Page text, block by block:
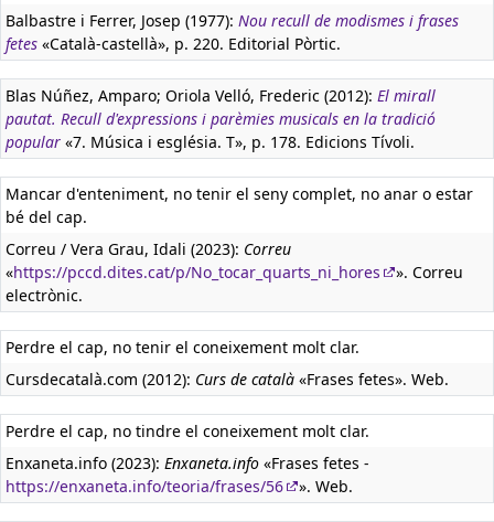
Balbastre i Ferrer, Josep (1977): Nou recull de modismes i frases
fetes «Català-castellà», p. 220. Editorial Pòrtic.
Blas Núñez, Amparo; Oriola Velló, Frederic (2012): El mirall
pautat. Recull d'expressions i parèmies musicals en la tradició
popular «7. Música i església. T», p. 178. Edicions Tívoli.
Mancar d'enteniment, no tenir el seny complet, no anar o estar
bé del cap.
Correu / Vera Grau, Idali (2023): Correu
«https://pccd.dites.cat/p/No_tocar_quarts_ni_hores
». Correu
electrònic.
Perdre el cap, no tenir el coneixement molt clar.
Cursdecatalà.com (2012): Curs de català «Frases fetes». Web.
Perdre el cap, no tindre el coneixement molt clar.
Enxaneta.info (2023): Enxaneta.info «Frases fetes -
https://enxaneta.info/teoria/frases/56
». Web.